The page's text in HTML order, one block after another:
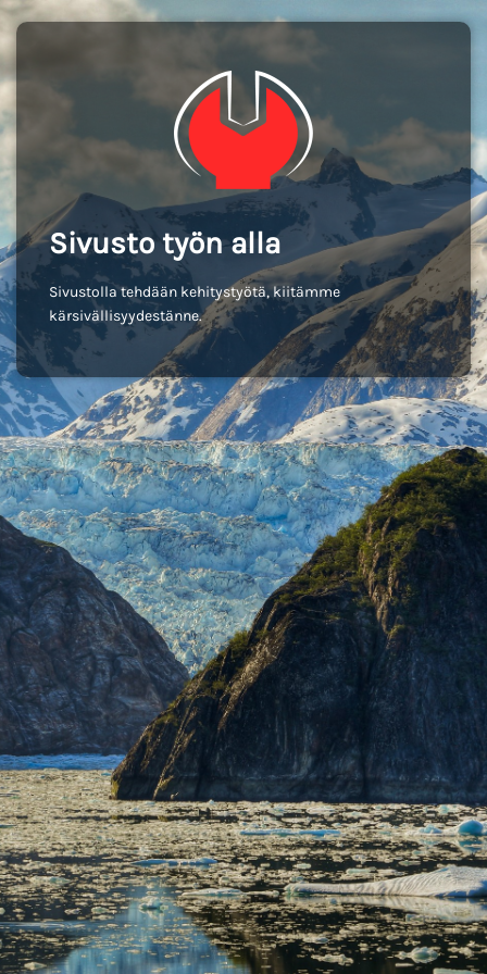
Sivusto työn alla
Sivustolla tehdään kehitystyötä, kiitämme
kärsivällisyydestänne.